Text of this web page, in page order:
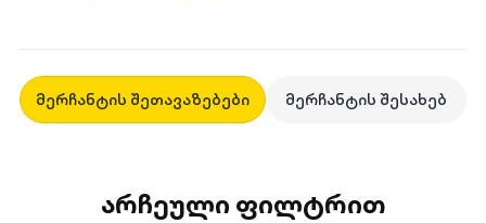
მერჩანტის შეთავაზებები მერჩანტის შესახებ
არჩეული ფილტრით